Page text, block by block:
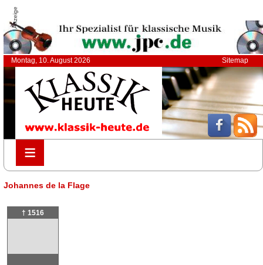
Anzeige
Montag, 10. August 2026 Sitemap
≡
≡
Johannes de la Flage
† 1516